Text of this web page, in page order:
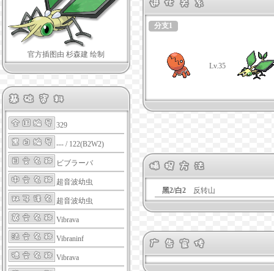
官方插图由 杉森建 绘制
329
--- / 122(B2W2)
ビブラーバ
超音波幼虫
超音波幼虫
Vibrava
Vibraninf
Vibrava
分支1
Lv.35
黑2/白2 反转山